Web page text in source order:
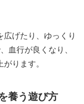
げたり、ゆっくり
血行が良くなり、
ります。
養う遊び方